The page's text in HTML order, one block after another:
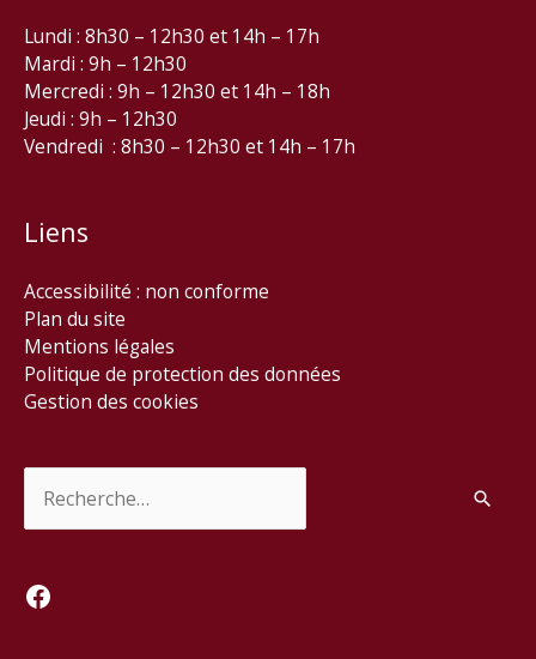
Lundi : 8h30 – 12h30 et 14h – 17h
Mardi : 9h – 12h30
Mercredi : 9h – 12h30 et 14h – 18h
Jeudi : 9h – 12h30
Vendredi : 8h30 – 12h30 et 14h – 17h
Liens
Accessibilité : non conforme
Plan du site
Mentions légales
Politique de protection des données
Gestion des cookies
Facebook